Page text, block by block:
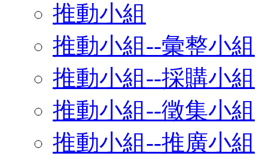
推動小組
推動小組--彙整小組
推動小組--採購小組
推動小組--徵集小組
推動小組--推廣小組